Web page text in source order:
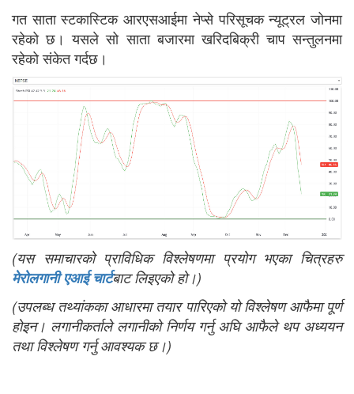
गत साता स्टकास्टिक आरएसआईमा नेप्से परिसूचक न्यूट्रल जोनमा
रहेको छ। यसले सो साता बजारमा खरिदबिक्री चाप सन्तुलनमा
रहेको संकेत गर्दछ।
(यस समाचारको प्राविधिक विश्लेषणमा प्रयोग भएका चित्रहरु
मेरोलगानी एआई चार्टबाट लिइएको हो।)
(उपलब्ध तथ्यांकका आधारमा तयार पारिएको यो विश्लेषण आफैमा पूर्ण
होइन। लगानीकर्ताले लगानीको निर्णय गर्नु अघि आफैले थप अध्ययन
तथा विश्लेषण गर्नु आवश्यक छ।)